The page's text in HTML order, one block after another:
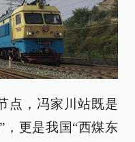
点，冯家川站既是
，更是我国“西煤东